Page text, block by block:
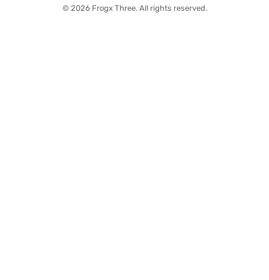
© 2026 Frogx Three. All rights reserved.